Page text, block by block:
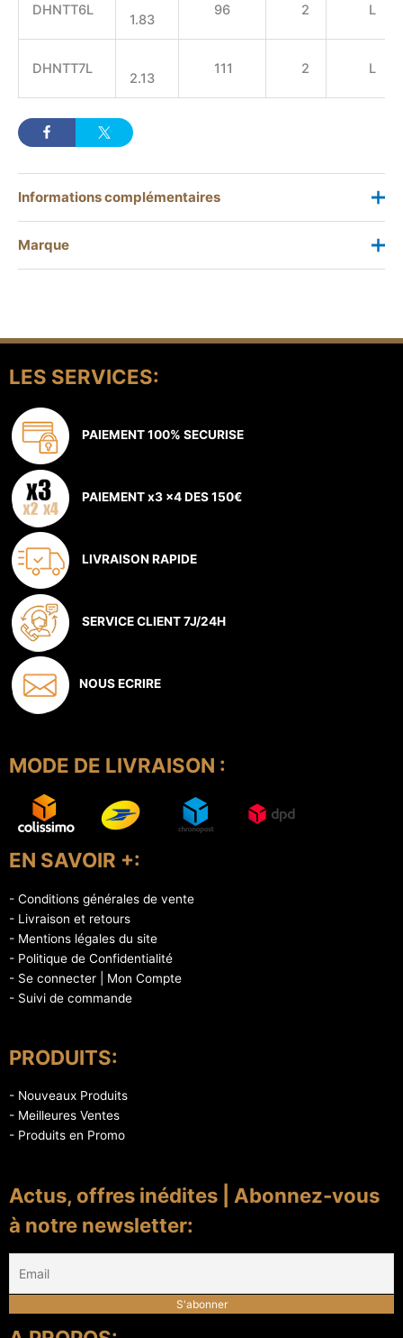
DHNTT6L
1.83
96 2 L
DHNTT7L
2.13
111 2 L
Informations complémentaires
DHNTT6L, 2.13m DHNTT7L
Marque
Actuellement, HART compte avec un équipe international
les produits avec lesquels, eux-mêmes en tant que
pêcheurs, ils voudraient pêcher. Un étroit réseau de
collaboration entre fanatiques de la pêche, reflète l'âme
de la marque et permet á HART continuer d' innover et de
développer le meilleur équipement de pêche.
LES SERVICES:
PAIEMENT 100% SECURISE
PAIEMENT x3 x4 DES 150€
LIVRAISON RAPIDE
SERVICE CLIENT 7J/24H
NOUS ECRIRE
MODE DE LIVRAISON :
EN SAVOIR +:
- Conditions générales de vente
- Livraison et retours
- Mentions légales du site
- Politique de Confidentialité
- Se connecter | Mon Compte
- Suivi de commande
PRODUITS:
- Nouveaux Produits
- Meilleures Ventes
- Produits en Promo
Actus, offres inédites | Abonnez-vous
à notre newsletter: